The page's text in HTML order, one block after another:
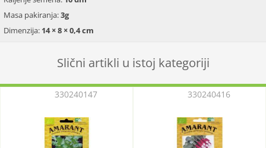
Masa pakiranja:3g
Dimenzija: 14 × 8 × 0,4 cm
Slični artikli u istoj kategoriji
330240147 330240416